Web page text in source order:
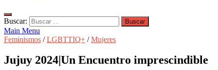
Buscar:
Main Menu
Feminismos /LGBTTIQ+ /Mujeres
Jujuy 2024|Un Encuentro imprescindible